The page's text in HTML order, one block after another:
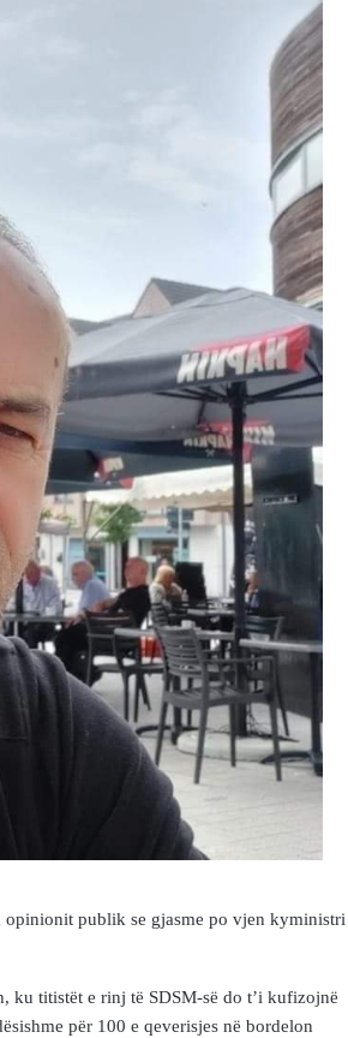
opinionit publik se gjasme po vjen kyministri
ku titistët e rinj të SDSM-së do t’i kufizojnë
për 100 e qeverisjes në bordelon